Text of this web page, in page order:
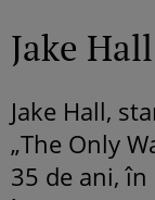
Jake
Jake Hall,
„The Only
35 de ani,